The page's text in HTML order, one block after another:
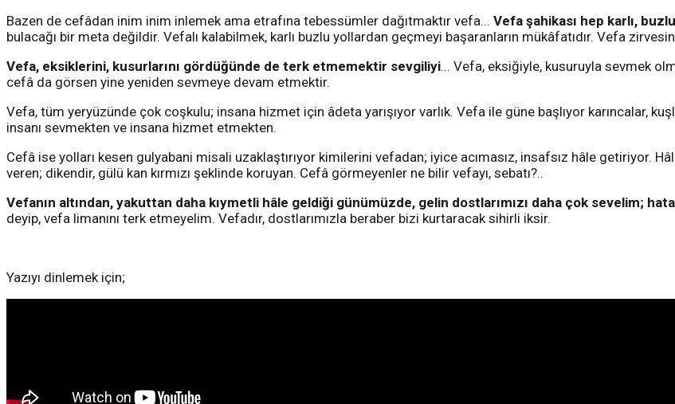
Bazen de cefâdan inim inim inlemek ama etrafına tebessümler dağıtmaktır vefa... Vefa şahikası hep karlı,
bulacağı bir meta değildir. Vefalı kalabilmek, karlı buzlu yollardan geçmeyi başaranların mükâfatıdır. Vefa
Vefa, eksiklerini, kusurlarını gördüğünde de terk etmemektir sevgiliyi... Vefa, eksiğiyle, kusuruyla sevmek
cefâ da görsen yine yeniden sevmeye devam etmektir.
Vefa, tüm yeryüzünde çok coşkulu; insana hizmet için âdeta yarışıyor varlık. Vefa ile güne başlıyor karıncalar,
insanı sevmekten ve insana hizmet etmekten.
Cefâ ise yolları kesen gulyabani misali uzaklaştırıyor kimilerini vefadan; iyice acımasız, insafsız hâle getiriyor.
veren; dikendir, gülü kan kırmızı şeklinde koruyan. Cefâ görmeyenler ne bilir vefayı, sebatı?..
Vefanın altından, yakuttan daha kıymetli hâle geldiği günümüzde, gelin dostlarımızı daha çok sevelim;
deyip, vefa limanını terk etmeyelim. Vefadır, dostlarımızla beraber bizi kurtaracak sihirli iksir.
Yazıyı dinlemek için;